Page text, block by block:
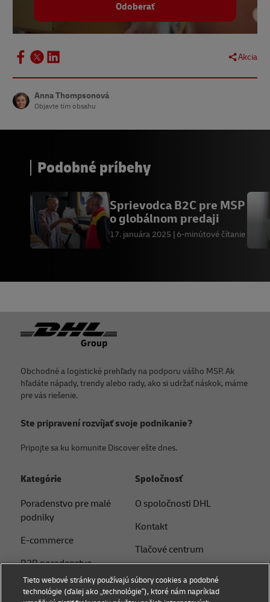
Odoberať
Akcia
Anna Thompsonová
Objavte tím obsahu
Podobné príbehy
Sprievodca B2C pre MSP
o globálnom predaji
17. januára 2025 6-minútové čítanie
Obchodné a logistické prehľady na podporu vášho MSP. Ak
hľadáte nápady, trendy alebo rady, ako si udržať náskok, máme
pre vás riešenie.
Ste pripravení rozvíjať svoje podnikanie?
Pripojte sa ku komunite Discover ešte dnes.
Kategórie
Poradenstvo pre malé
podniky
E-commerce
B2B poradenstvo
Logistické poradenstvo
Spoločnosť
O spoločnosti DHL
Kontakt
Tlačové centrum
Právne upozornenie
Tieto webové stránky používajú súbory cookies a podobné
technológie (ďalej ako „technológie“), ktoré nám napríklad